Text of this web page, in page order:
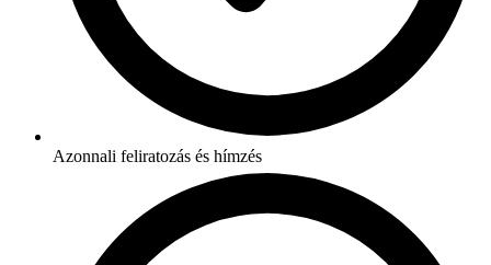
Azonnali feliratozás és hímzés